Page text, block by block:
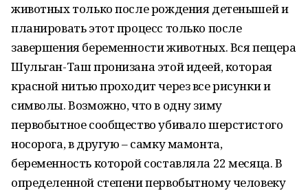
животных только после рождения детенышей и
планировать этот процесс только после
завершения беременности животных. Вся пещера
Шульган-Таш пронизана этой идеей, которая
красной нитью проходит через все рисунки и
символы. Возможно, что в одну зиму
первобытное сообщество убивало шерстистого
носорога, в другую – самку мамонта,
беременность которой составляла 22 месяца. В
определенной степени первобытному человеку